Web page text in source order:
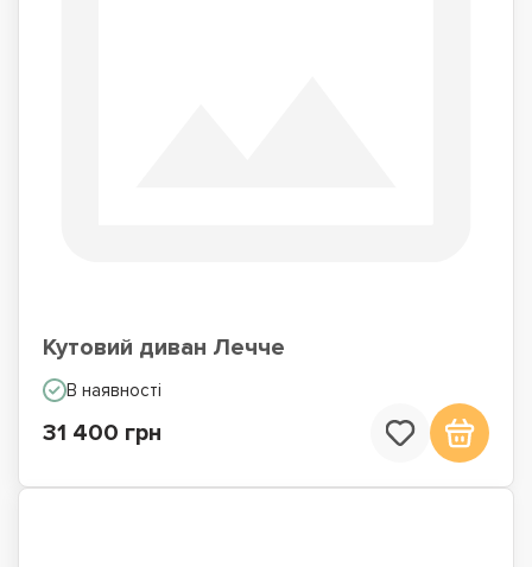
Кутовий диван Лечче
В наявності
31 400 грн